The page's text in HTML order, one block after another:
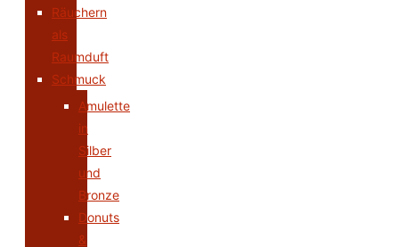
Räuchern
als
Raumduft
Schmuck
Amulette
in
Silber
und
Bronze
Donuts
&